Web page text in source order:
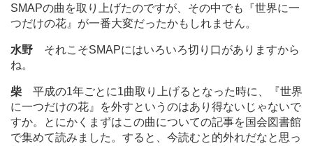
SMAPの曲を取り上げたのですが、その中でも『世界に一
つだけの花』が一番大変だったかもしれません。
水野 それこそSMAPにはいろいろ切り口がありますから
ね。
柴 平成の1年ごとに1曲取り上げるとなった時に、『世界
に一つだけの花』を外すというのはあり得ないじゃないで
すか。とにかくまずはこの曲についての記事を国会図書館
で集めて読みました。すると、今読むと的外れだなと思っ